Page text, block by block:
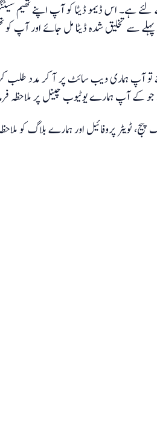
لئے ہے۔ اس ڈیمو ڈیٹا کو آپ اپنے تھیم
سے تخلیق شدہ ڈیٹا مل جائے اور آپ کو
تو آپ ہماری ویب سائٹ پر آ کر مدد طلب
جو کے آپ ہمارے یوٹیوب چینل پر ملاحظہ
ٹویٹر پروفائیل اور ہمارے بلاگ کو